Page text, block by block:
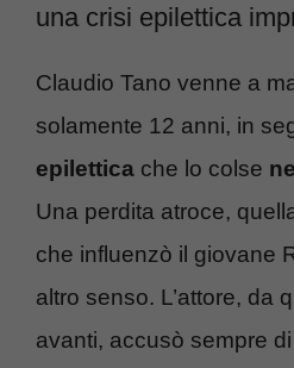
una crisi epilettica
Claudio Tano venne a
solamente 12 anni, in
epilettica che lo colse
Una perdita atroce,
che influenzò il giovane
altro senso. L’attore, da
avanti, accusò sempre